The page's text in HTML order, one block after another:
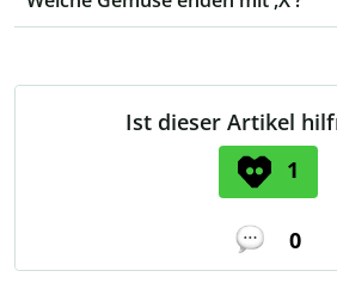
Ist dieser Artikel
1
0